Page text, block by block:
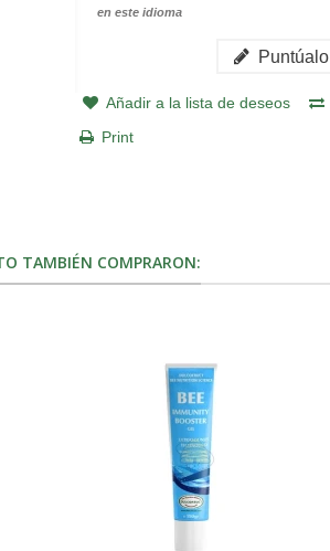
en este idioma
Puntúalo
Añadir a la lista de deseos
Print
TAMBIÉN COMPRARON: